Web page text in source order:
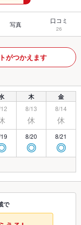
写真 口コミ
26
がつかえます
木 金
8/13
休
8/14
休
8/20
◎
8/21
◎
◎ ◎
2 9/3 9/4
で